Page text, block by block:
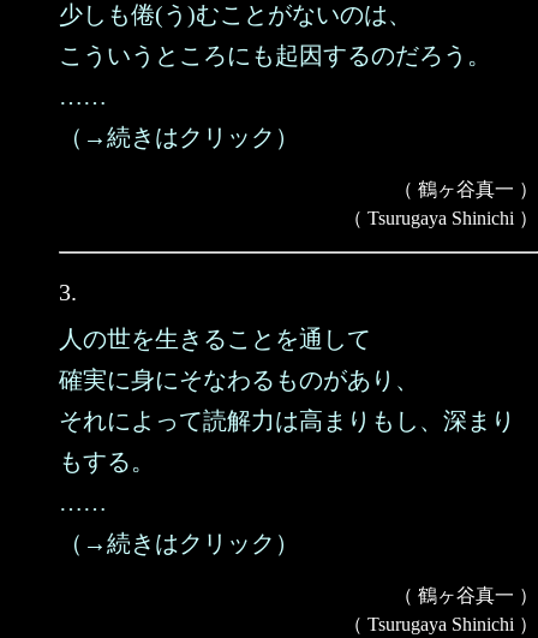
少しも倦(う)むことがないのは、
こういうところにも起因するのだろう。
……
（→続きはクリック）
（ 鶴ヶ谷真一 ）
（ Tsurugaya Shinichi ）
3.
人の世を生きることを通して
確実に身にそなわるものがあり、
それによって読解力は高まりもし、深まり
もする。
……
（→続きはクリック）
（ 鶴ヶ谷真一 ）
（ Tsurugaya Shinichi ）